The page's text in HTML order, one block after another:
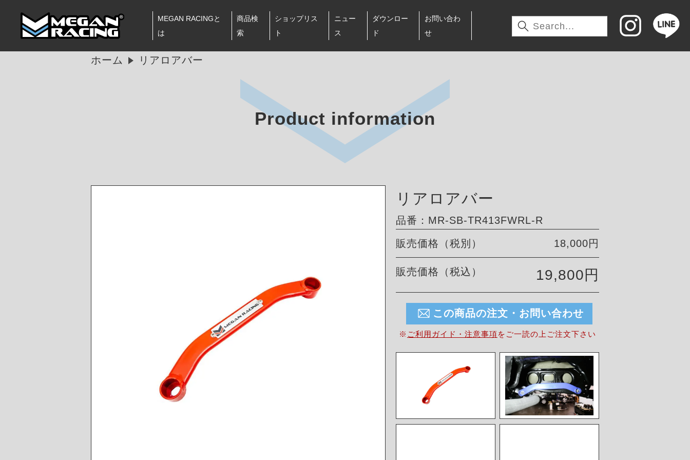
MEGAN RACINGと
は
商品検
索
ショップリス
ト
ニュー
ス
ダウンロー
ド
お問い合わ
せ
ホーム リアロアバー
Product information
リアロアバー
品番：MR-SB-TR413FWRL-R
販売価格（税別） 18,000円
販売価格（税込） 19,800円
この商品の注文・お問い合わせ
※ ご利用ガイド・注意事項を ご一読の上ご注文下さい